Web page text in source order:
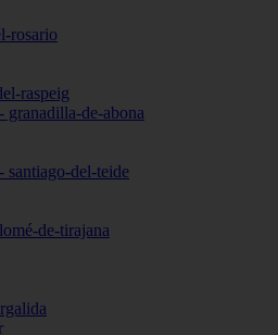
rosario
raspeig
granadilla-de-abona
santiago-del-teide
de-tirajana